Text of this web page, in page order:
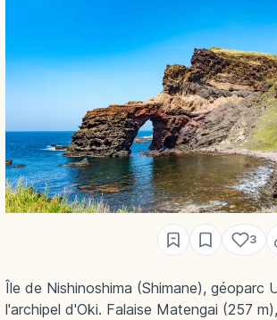
3
Île de Nishinoshima (Shimane), géoparc
l'archipel d'Oki. Falaise Matengai (257